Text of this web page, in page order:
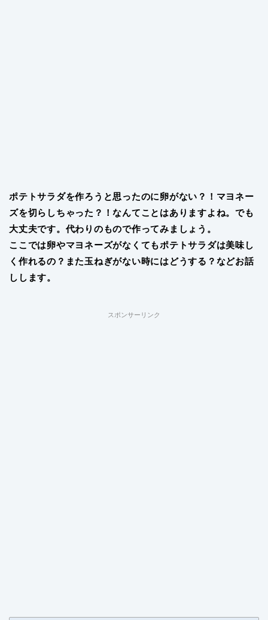
ポテトサラダを作ろうと思ったのに卵がない？！マヨネー
ズを切らしちゃった？！なんてことはありますよね。でも
大丈夫です。代わりのもので作ってみましょう。
ここでは卵やマヨネーズがなくてもポテトサラダは美味し
く作れるの？また玉ねぎがない時にはどうする？などお話
しします。
スポンサーリンク